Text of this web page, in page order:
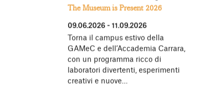
The Museum is Present 2026
09.06.2026 - 11.09.2026
Torna il campus estivo della
GAMeC e dell’Accademia Carrara,
con un programma ricco di
laboratori divertenti, esperimenti
creativi e nuove…